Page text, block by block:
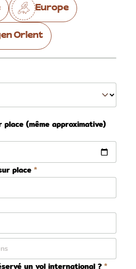
Europe
Orient
place (même approximative)
place
un vol international ?